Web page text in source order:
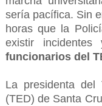
sería pacífica. Sin
horas que la
existir
funcionarios del
La presidenta del
(TED) de Santa